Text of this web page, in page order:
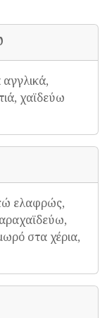
χαϊδεύω
ελαφρώς,
στα χέρια,